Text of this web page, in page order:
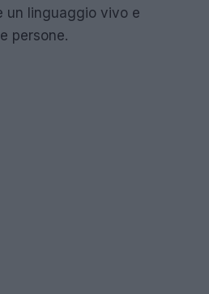
un linguaggio vivo e
persone.